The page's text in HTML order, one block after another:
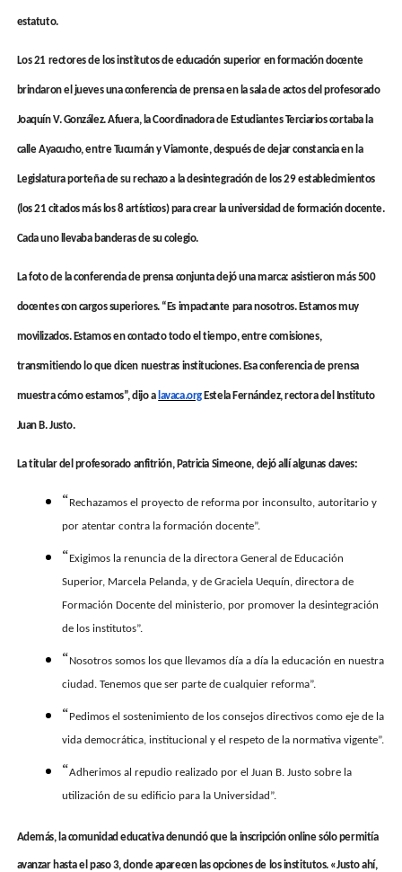
estatuto.
Los 21 rectores de los institutos de educación superior en formación docente
brindaron el jueves una conferencia de prensa en la sala de actos del profesorado
Joaquín V. González. Afuera, la Coordinadora de Estudiantes Terciarios cortaba la
calle Ayacucho, entre Tucumán y Viamonte, después de dejar constancia en la
Legislatura porteña de su rechazo a la desintegración de los 29 establecimientos
(los 21 citados más los 8 artísticos) para crear la universidad de formación docente.
Cada uno llevaba banderas de su colegio.
La foto de la conferencia de prensa conjunta dejó una marca: asistieron más 500
docentes con cargos superiores. “Es impactante para nosotros. Estamos muy
movilizados. Estamos en contacto todo el tiempo, entre comisiones,
transmitiendo lo que dicen nuestras instituciones. Esa conferencia de prensa
muestra cómo estamos”, dijo a lavaca.orgEstela Fernández, rectora del Instituto
Juan B. Justo.
La titular del profesorado anfitrión, Patricia Simeone, dejó allí algunas claves:
“Rechazamos el proyecto de reforma por inconsulto, autoritario y
por atentar contra la formación docente”.
“Exigimos la renuncia de la directora General de Educación
Superior, Marcela Pelanda, y de Graciela Uequín, directora de
Formación Docente del ministerio, por promover la desintegración
de los institutos”.
“Nosotros somos los que llevamos día a día la educación en nuestra
ciudad. Tenemos que ser parte de cualquier reforma”.
“Pedimos el sostenimiento de los consejos directivos como eje de la
vida democrática, institucional y el respeto de la normativa vigente”.
“Adherimos al repudio realizado por el Juan B. Justo sobre la
utilización de su edificio para la Universidad”.
Además, la comunidad educativa denunció que la inscripción online sólo permitía
avanzar hasta el paso 3, donde aparecen las opciones de los institutos. «Justo ahí,